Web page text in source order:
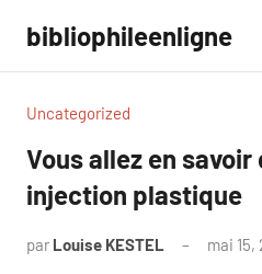
contenu
bibliophileenligne
Uncategorized
Vous allez en
injection plastique
par Louise KESTEL mai 15,